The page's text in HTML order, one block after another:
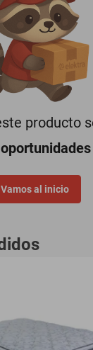
producto
Vamos al inicio